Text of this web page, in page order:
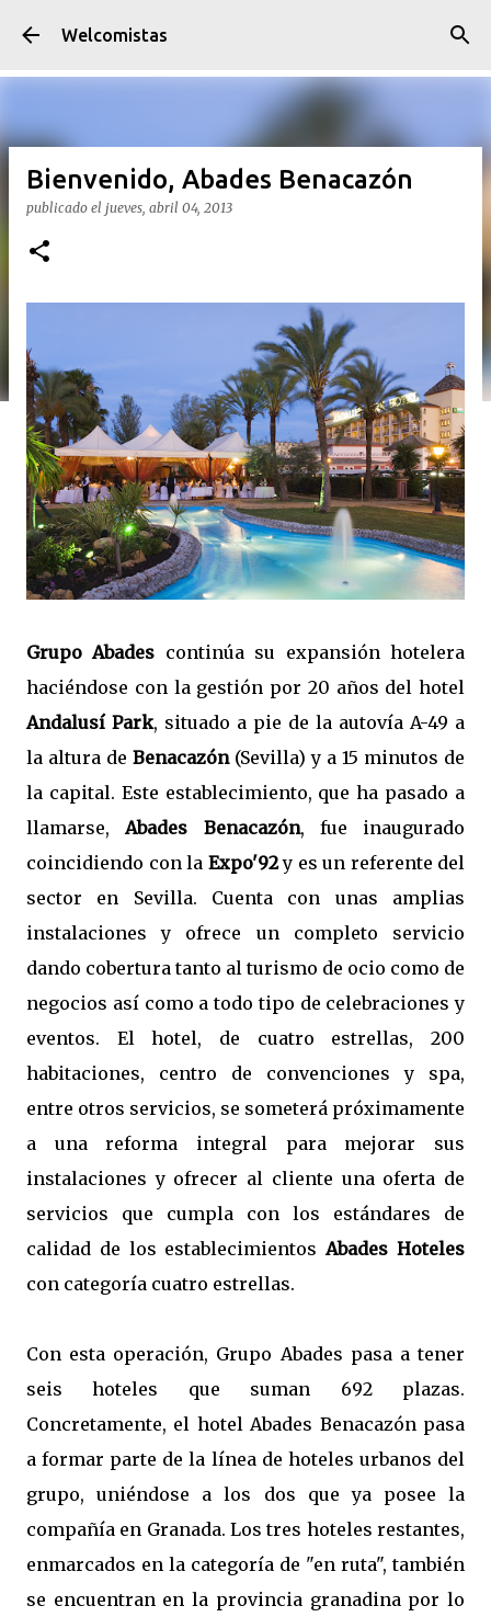
Ir al contenido principal
Welcomistas
Bienvenido, Abades Benacazón
publicado el jueves, abril 04, 2013
Grupo Abades continúa su expansión hotelera
haciéndose con la gestión por 20 años del hotel
Andalusí Park, situado a pie de la autovía A-49 a
la altura de Benacazón(Sevilla) y a 15 minutos de
la capital. Este establecimiento, que ha pasado a
llamarse,Abades Benacazón, fue inaugurado
coincidiendo con la Expo'92y es un referente del
sector en Sevilla. Cuenta con unas amplias
instalaciones y ofrece un completo servicio
dando cobertura tanto al turismo de ocio como de
negocios así como a todo tipo de celebraciones y
eventos. El hotel, de cuatro estrellas, 200
habitaciones, centro de convenciones y spa,
entre otros servicios, se someterá próximamente
a una reforma integral para mejorar sus
instalaciones y ofrecer al cliente una oferta de
servicios que cumpla con los estándares de
calidad de los establecimientosAbades Hoteles
con categoría cuatro estrellas.
Con esta operación, Grupo Abades pasa a tener
seis hoteles que suman 692 plazas.
Concretamente, el hotel Abades Benacazón pasa
a formar parte de la línea de hoteles urbanos del
grupo, uniéndose a los dos que ya posee la
compañía en Granada. Los tres hoteles restantes,
enmarcados en la categoría de "en ruta", también
se encuentran en la provincia granadina por lo